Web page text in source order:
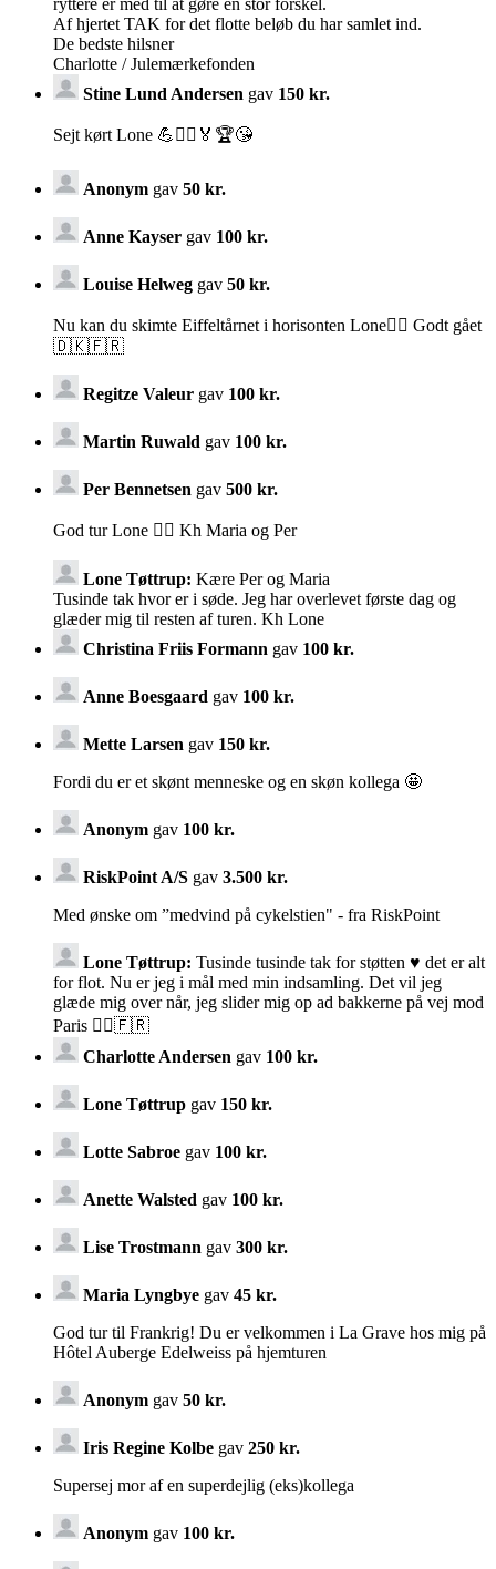
ryttere er med til at gøre en stor forskel.
Af hjertet TAK for det flotte beløb du har samlet ind.
De bedste hilsner
Charlotte / Julemærkefonden
Stine Lund Andersen gav 150 kr.
Sejt kørt Lone 💪🚴‍♀️🏅🏆😘
Anonym gav 50 kr.
Anne Kayser gav 100 kr.
Louise Helweg gav 50 kr.
Nu kan du skimte Eiffeltårnet i horisonten Lone🚴‍♀️ Godt gået
🇩🇰🇫🇷
Regitze Valeur gav 100 kr.
Martin Ruwald gav 100 kr.
Per Bennetsen gav 500 kr.
God tur Lone 🚵‍♀️ Kh Maria og Per
Lone Tøttrup: Kære Per og Maria
Tusinde tak hvor er i søde. Jeg har overlevet første dag og
glæder mig til resten af turen. Kh Lone
Christina Friis Formann gav 100 kr.
Anne Boesgaard gav 100 kr.
Mette Larsen gav 150 kr.
Fordi du er et skønt menneske og en skøn kollega 🤩
Anonym gav 100 kr.
RiskPoint A/S gav 3.500 kr.
Med ønske om ”medvind på cykelstien" - fra RiskPoint
Lone Tøttrup: Tusinde tusinde tak for støtten ♥️ det er alt
for flot. Nu er jeg i mål med min indsamling. Det vil jeg
glæde mig over når, jeg slider mig op ad bakkerne på vej mod
Paris 🚴‍♂️🇫🇷
Charlotte Andersen gav 100 kr.
Lone Tøttrup gav 150 kr.
Lotte Sabroe gav 100 kr.
Anette Walsted gav 100 kr.
Lise Trostmann gav 300 kr.
Maria Lyngbye gav 45 kr.
God tur til Frankrig! Du er velkommen i La Grave hos mig på
Hôtel Auberge Edelweiss på hjemturen
Anonym gav 50 kr.
Iris Regine Kolbe gav 250 kr.
Supersej mor af en superdejlig (eks)kollega
Anonym gav 100 kr.